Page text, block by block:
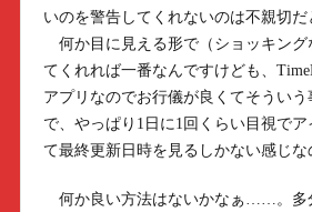
いのを警告してくれないのは不親切だ
何か目に見える形で（ショッキング
てくれれば一番なんですけども、
アプリなのでお行儀が良くてそうい
で、やっぱり1日に1回くらい目視で
て最終更新日時を見るしかない感じ
何か良い方法はないかなぁ……。多